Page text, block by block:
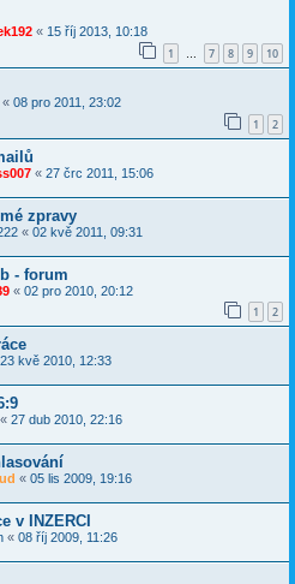
« 15 říj 2013, 10:18
1 … 7 8 9 10
« 08 pro 2011, 23:02
1 2
« 27 črc 2011, 15:06
zpravy
« 02 kvě 2011, 09:31
- forum
« 02 pro 2010, 20:12
1 2
23 kvě 2010, 12:33
« 27 dub 2010, 22:16
« 05 lis 2009, 19:16
v INZERCI
« 08 říj 2009, 11:26